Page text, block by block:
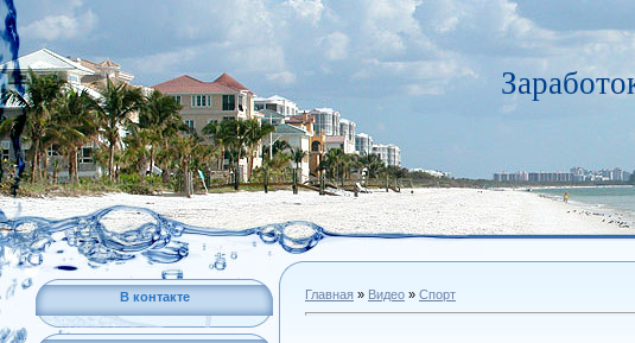
В контакте Главная » Видео » Спорт